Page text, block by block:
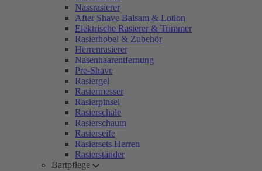
Nassrasierer
After Shave Balsam & Lotion
Elektrische Rasierer & Trimmer
Rasierhobel & Zubehör
Herrenrasierer
Nasenhaarentfernung
Pre-Shave
Rasiergel
Rasiermesser
Rasierpinsel
Rasierschale
Rasierschaum
Rasierseife
Rasiersets Herren
Rasierständer
Bartpflege